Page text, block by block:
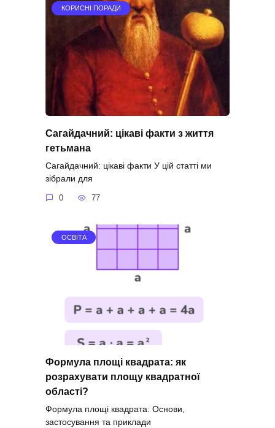
КОРИСНІ ПОРАДИ
Сагайдачний: цікаві факти з життя
гетьмана
Сагайдачний: цікаві факти У цій статті ми
зібрали для
0 77
ОСВІТА
Формула площі квадрата: як
розрахувати площу квадратної
області?
Формула площі квадрата: Основи,
застосування та приклади